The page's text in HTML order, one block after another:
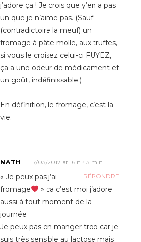
j’adore ça ! Je crois que y’en a pas
un que je n’aime pas. (Sauf
(contradictoire la meuf) un
fromage à pâte molle, aux truffes,
si vous le croisez celui-ci FUYEZ,
ça a une odeur de médicament et
un goût, indéfinissable.)
En définition, le fromage, c’est la
vie.
NATH
17/03/2017 at 16 h 43 min
RÉPONDRE
« Je peux pas j’ai
fromage
» ca c’est moi j’adore
aussi à tout moment de la
journée
Je peux pas en manger trop car je
suis très sensible au lactose mais